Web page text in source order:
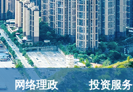
网络理政 投资服务